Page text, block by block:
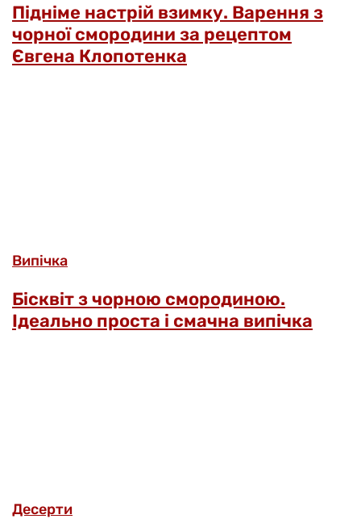
Підніме настрій взимку. Варення з
чорної смородини за рецептом
Євгена Клопотенка
Випічка
Бісквіт з чорною смородиною.
Ідеально проста і смачна випічка
Десерти